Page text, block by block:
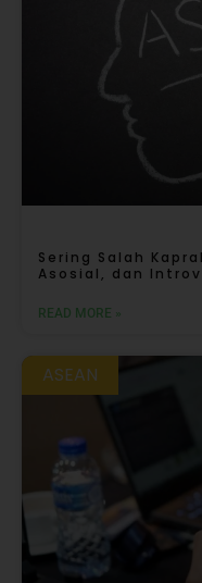
Sering Salah
Asosial, dan
READ MORE »
ASEAN